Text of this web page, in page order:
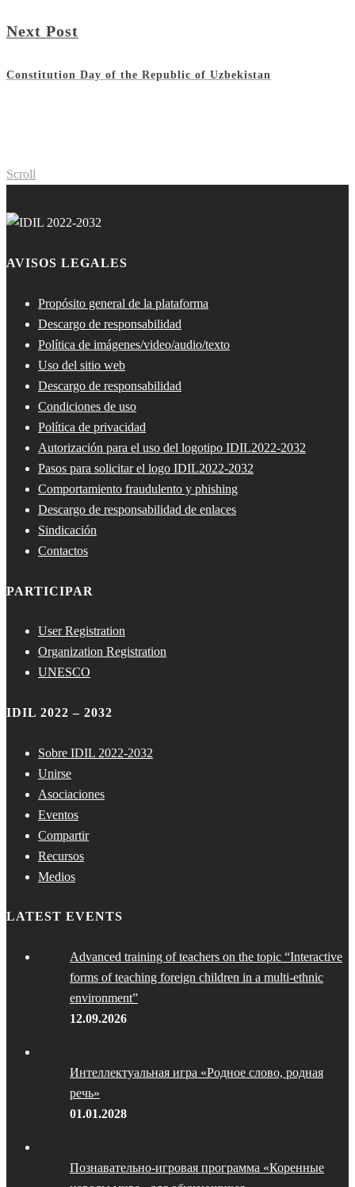
Next Post
Constitution Day of the Republic of Uzbekistan
Scroll
AVISOS LEGALES
Propósito general de la plataforma
Descargo de responsabilidad
Política de imágenes/video/audio/texto
Uso del sitio web
Descargo de responsabilidad
Condiciones de uso
Política de privacidad
Autorización para el uso del logotipo IDIL2022-2032
Pasos para solicitar el logo IDIL2022-2032
Comportamiento fraudulento y phishing
Descargo de responsabilidad de enlaces
Sindicación
Contactos
PARTICIPAR
User Registration
Organization Registration
UNESCO
IDIL 2022 – 2032
Sobre IDIL 2022-2032
Unirse
Asociaciones
Eventos
Compartir
Recursos
Medios
LATEST EVENTS
Advanced training of teachers on the topic “Interactive
forms of teaching foreign children in a multi-ethnic
environment”
12.09.2026
Интеллектуальная игра «Родное слово, родная
речь»
01.01.2028
Познавательно-игровая программа «Коренные